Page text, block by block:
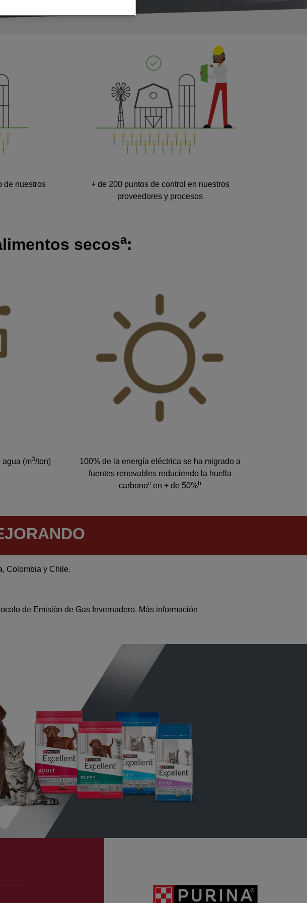
de nuestros
+ de 200 puntos de control en nuestros
proveedores y procesos
secosa:
agua (m3/ton)
100% de la energía eléctrica se ha migrado a
fuentes renovables reduciendo la huella
carbonoc en + de 50%b
Colombia y Chile.
de Emisión de Gas Invernadero. Más información